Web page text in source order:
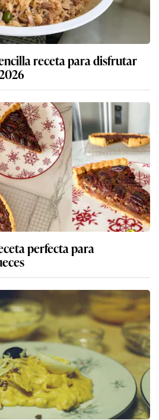
receta para disfrutar
perfecta para